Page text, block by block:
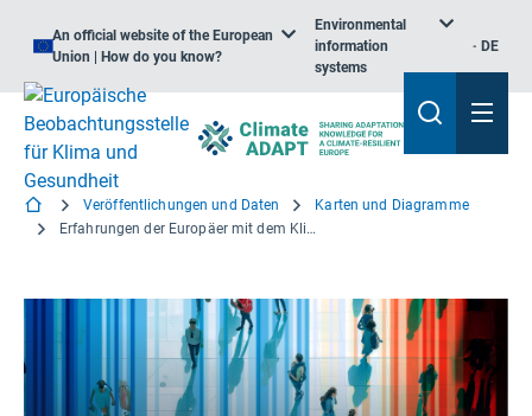
An official website of the European
Union | How do you know?
Environmental
information
systems
DE
Veröffentlichungen und Daten
Karten und Diagramme
Erfahrungen der Europäer mit dem Klimawandel